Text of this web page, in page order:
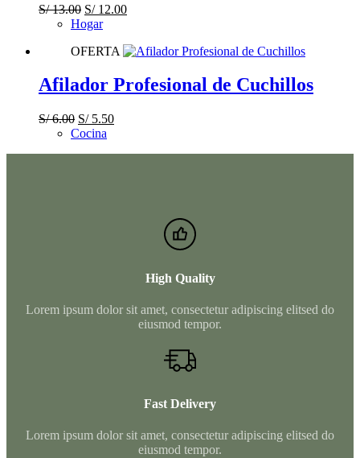
S/13.00 El
precio
era:
S/12.00El
es:
Hogar
OFERTA
Afilador Profesional de Cuchillos
S/6.00 El
precio
S/5.50El
Cocina
High Quality
Lorem ipsum dolor sit amet, consectetur adipiscing elitsed do
eiusmod tempor.
Fast Delivery
Lorem ipsum dolor sit amet, consectetur adipiscing elitsed do
eiusmod tempor.